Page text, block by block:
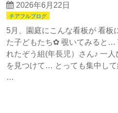
2026年6月22日
チアフルブログ
5月、園庭にこんな看板が 看
た子どもたち✿ 覗いてみると…
れたぞう組(年長児）さん♪ 一
を見つけて… とっても集中し
…